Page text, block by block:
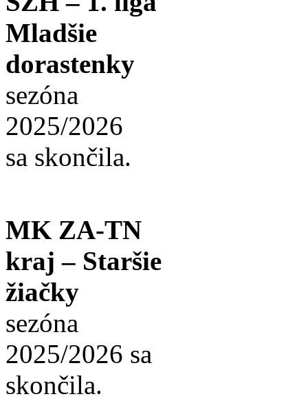
Mladšie
dorastenky
sezóna
2025/2026
sa skončila.
MK ZA-TN
kraj – Staršie
žiačky
sezóna
2025/2026 sa
skončila.